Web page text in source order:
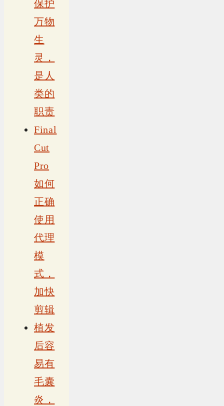
保护
万物
生
灵，
是人
类的
职责
Final
Cut
Pro
如何
正确
使用
代理
模
式，
加快
剪辑
植发
后容
易有
毛囊
炎，